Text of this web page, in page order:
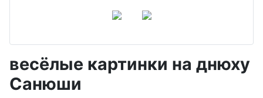
Артур- ДР
Азиза- ДР
весёлые картинки на днюху
Санюши